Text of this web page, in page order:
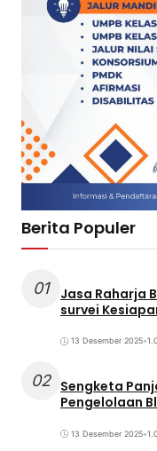
Berita Populer
01
Jasa Raharja
survei
13 Desember 2025•
02 Sengketa
Pengelolaan
13 Desember 2025•